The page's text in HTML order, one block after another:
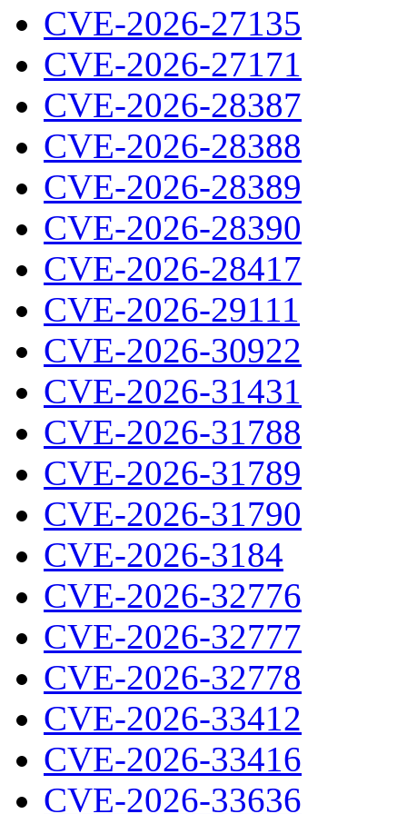
CVE-2026-27135
CVE-2026-27171
CVE-2026-28387
CVE-2026-28388
CVE-2026-28389
CVE-2026-28390
CVE-2026-28417
CVE-2026-29111
CVE-2026-30922
CVE-2026-31431
CVE-2026-31788
CVE-2026-31789
CVE-2026-31790
CVE-2026-3184
CVE-2026-32776
CVE-2026-32777
CVE-2026-32778
CVE-2026-33412
CVE-2026-33416
CVE-2026-33636